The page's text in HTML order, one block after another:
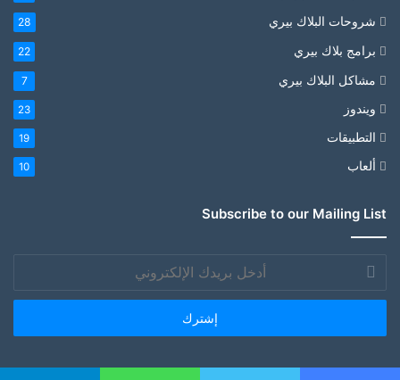
شروحات البلاك بيري 28
برامج بلاك بيري 22
مشاكل البلاك بيري 7
ويندوز 23
التطبيقات 19
ألعاب 10
Subscribe to our Mailing List
بريدك
الإلكتروني